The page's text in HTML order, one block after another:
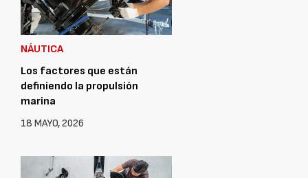
NÁUTICA
Los factores que están
definiendo la propulsión
marina
18 MAYO, 2026